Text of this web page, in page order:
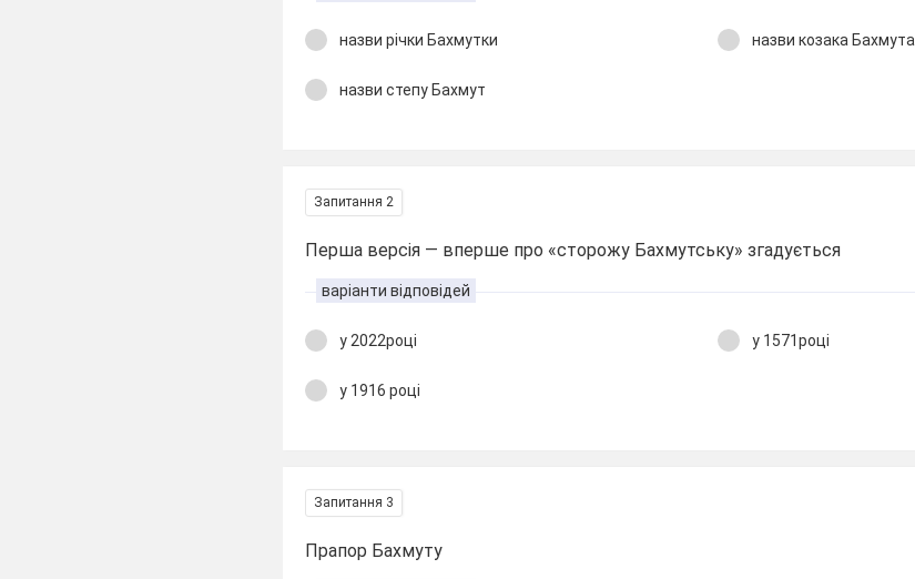
назви річки Бахмутки назви козака Бахмута
назви степу Бахмут
Запитання 2
Перша версія — вперше про «сторожу Бахмутську» згадується
варіанти відповідей
у 2022році у 1571році
у 1916 році
Запитання 3
Прапор Бахмуту